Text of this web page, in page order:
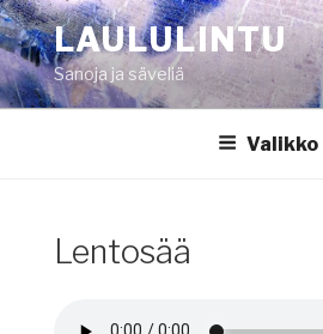
Siirry
sisältöönLAULULINTU
Sanoja ja säveliä
Valikko
Lentosää